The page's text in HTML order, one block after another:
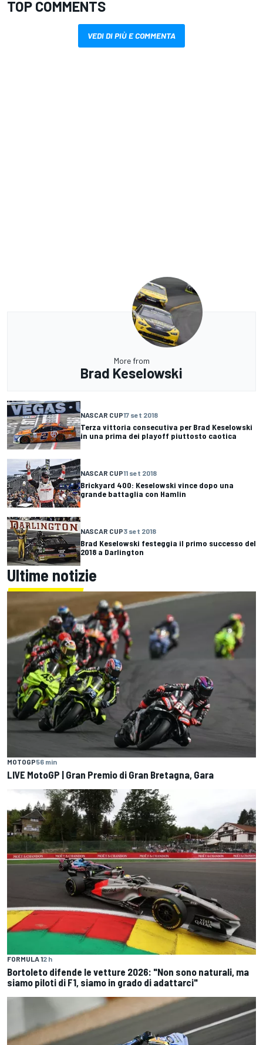
TOP COMMENTS
VEDI DI PIÙ E COMMENTA
More from
Brad Keselowski
NASCAR CUP17 set 2018
Terza vittoria consecutiva per Brad Keselowski
in una prima dei playoff piuttosto caotica
NASCAR CUP11 set 2018
Brickyard 400: Keselowski vince dopo una
grande battaglia con Hamlin
NASCAR CUP3 set 2018
Brad Keselowski festeggia il primo successo del
2018 a Darlington
Ultime notizie
MOTOGP56 min
LIVE MotoGP | Gran Premio di Gran Bretagna, Gara
FORMULA 12 h
Bortoleto difende le vetture 2026: "Non sono naturali, ma
siamo piloti di F1, siamo in grado di adattarci"